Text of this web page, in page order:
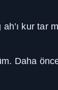
ah’ı kur tar
Daha